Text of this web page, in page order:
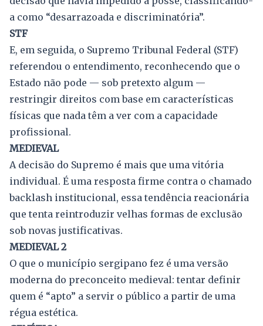
a como “desarrazoada e discriminatória”.
STF
E, em seguida, o Supremo Tribunal Federal (STF)
referendou o entendimento, reconhecendo que o
Estado não pode — sob pretexto algum —
restringir direitos com base em características
físicas que nada têm a ver com a capacidade
profissional.
MEDIEVAL
A decisão do Supremo é mais que uma vitória
individual. É uma resposta firme contra o chamado
backlash institucional, essa tendência reacionária
que tenta reintroduzir velhas formas de exclusão
sob novas justificativas.
MEDIEVAL 2
O que o município sergipano fez é uma versão
moderna do preconceito medieval: tentar definir
quem é “apto” a servir o público a partir de uma
régua estética.